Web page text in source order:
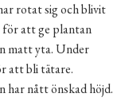
rotat sig och blivit
för att ge plantan
matt yta. Under
att bli tätare.
har nått önskad höjd.